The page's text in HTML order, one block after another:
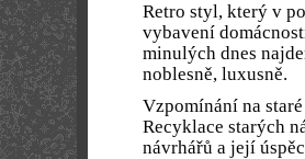
Retro styl, který v
vybavení
minulých dnes
noblesně, luxusně.
Vzpomínání na
Recyklace starých
návrhářů a její